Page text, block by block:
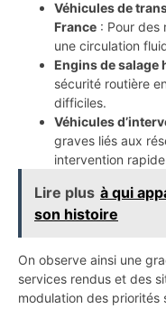
Véhicules de
France : Pour des
une circulation
Engins de salage
sécurité routière
difficiles.
Véhicules
graves liés aux
intervention
Lire plus à qui
son histoire
On observe ainsi une
services rendus et des
modulation des priorités